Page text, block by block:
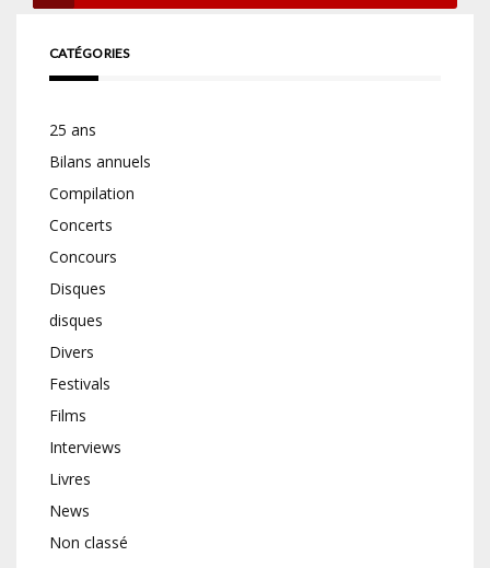
CATÉGORIES
25 ans
Bilans annuels
Compilation
Concerts
Concours
Disques
disques
Divers
Festivals
Films
Interviews
Livres
News
Non classé